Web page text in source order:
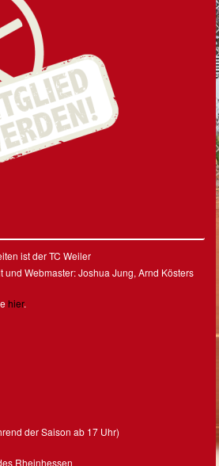
ist der TC Weiler
und Webmaster: Joshua Jung, Arnd Kösters
hier.
der Saison ab 17 Uhr)
Rheinhessen